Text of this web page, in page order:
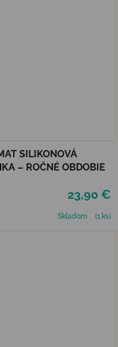
SILIKONOVÁ
– ROČNÉ OBDOBIE
23,90 €
Skladom
(1 ks)